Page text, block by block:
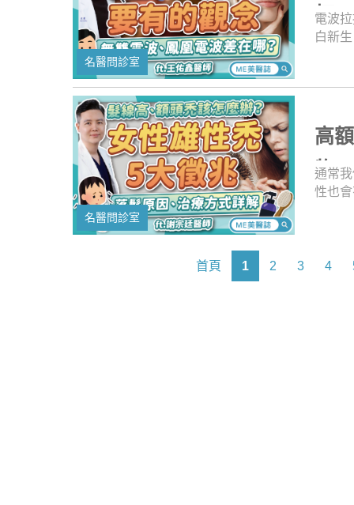
問題
名醫問診室
打
電波
白新
所以
訴求
儀器
紹近
專業
依個
名醫問診室
高
物
通常
性也
我們
首頁 1 2 3 4